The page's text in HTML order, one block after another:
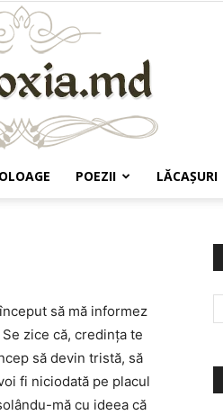
POEZII LĂCAŞURI
să mă informez
zice că, credința te
să devin tristă, să
fi niciodată pe placul
mă cu ideea că